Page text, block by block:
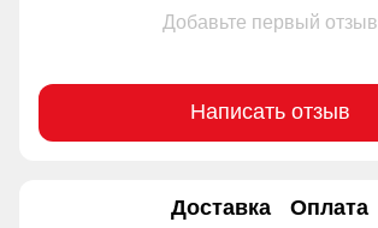
Добавьте первый отзыв
Написать отзыв
Доставка Оплата